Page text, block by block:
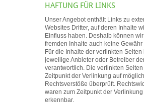
HAFTUNG FÜR LINKS
Unser Angebot enthält Links zu
Websites Dritter, auf deren Inhalte
Einfluss haben. Deshalb können
fremden Inhalte auch keine Gewähr
Für die Inhalte der verlinkten Seiten
jeweilige Anbieter oder Betreiber
verantwortlich. Die verlinkten
Zeitpunkt der Verlinkung auf
Rechtsverstöße überprüft.
waren zum Zeitpunkt der
erkennbar.